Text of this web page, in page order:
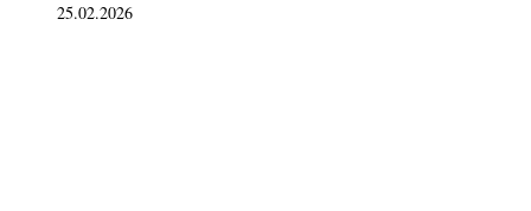
25.02.2026